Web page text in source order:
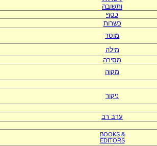
ותשובה
כסף
כשרות
מוסר
מילה
מסירה
מקוה
ניקור
ערב רב
BOOKS &
EDITORS